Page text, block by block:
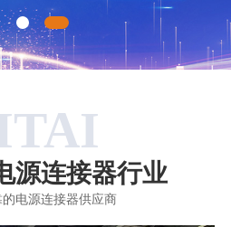
源连接器行业
电源连接器供应商